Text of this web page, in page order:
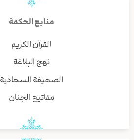
منابع الحكمة
القرآن الكريم
نهج البلاغة
الصحيفة السجادية
مفاتيح الجنان